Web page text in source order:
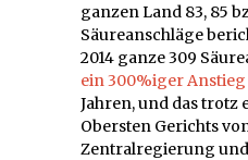
ganzen Land 83, 85
Säureanschläge
2014 ganze 309
ein 300%iger Anstieg
Jahren, und das trotz
Obersten Gerichts
Zentralregierung